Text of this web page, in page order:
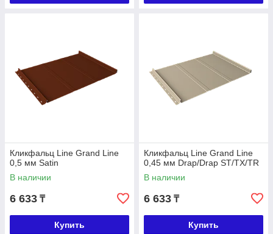
Кликфальц Line Grand Line
0,5 мм Satin
В наличии
6 633 ₸
Купить
Кликфальц Line Grand Line
0,45 мм Drap/Drap ST/TX/TR
В наличии
6 633 ₸
Купить